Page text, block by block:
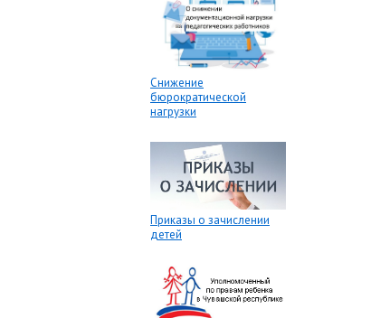
Снижение
бюрократической
нагрузки
Приказы о зачислении
детей